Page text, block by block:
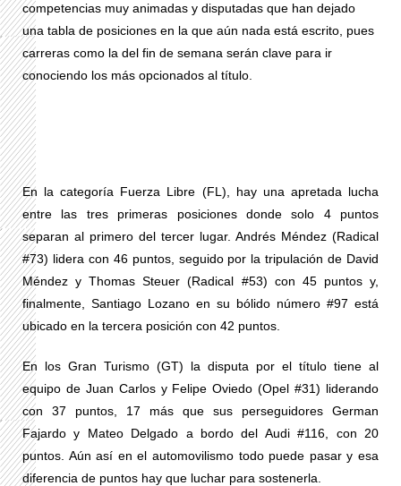
competencias muy animadas y disputadas que han dejado
una tabla de posiciones en la que aún nada está escrito, pues
carreras como la del fin de semana serán clave para ir
conociendo los más opcionados al título.
En la categoría Fuerza Libre (FL), hay una apretada lucha
entre las tres primeras posiciones donde solo 4 puntos
separan al primero del tercer lugar. Andrés Méndez (Radical
#73) lidera con 46 puntos, seguido por la tripulación de David
Méndez y Thomas Steuer (Radical #53) con 45 puntos y,
finalmente, Santiago Lozano en su bólido número #97 está
ubicado en la tercera posición con 42 puntos.
En los Gran Turismo (GT) la disputa por el título tiene al
equipo de Juan Carlos y Felipe Oviedo (Opel #31) liderando
con 37 puntos, 17 más que sus perseguidores German
Fajardo y Mateo Delgado a bordo del Audi #116, con 20
puntos. Aún así en el automovilismo todo puede pasar y esa
diferencia de puntos hay que luchar para sostenerla.